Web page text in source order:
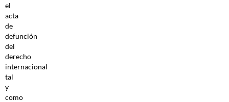
el
acta
de
defunción
del
derecho
internacional
tal
y
como